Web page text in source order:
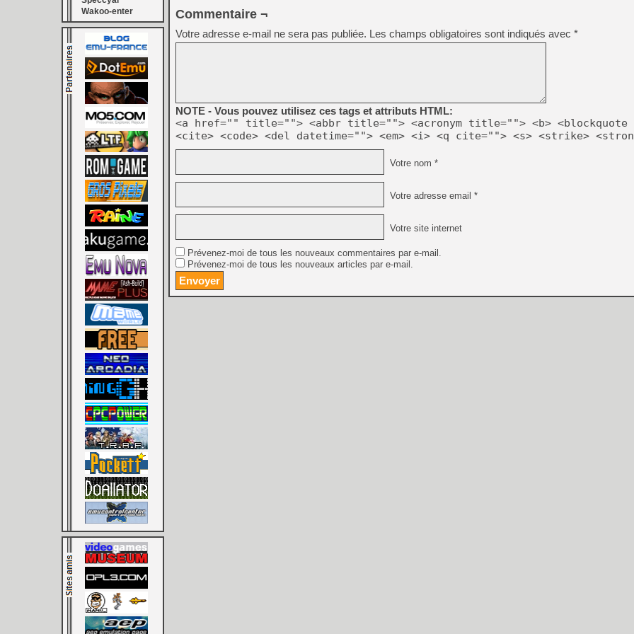
[GK] No More Room in
[GK] Un chatbot Atelier
[GK] Mémoire cash -
[GK] Nvidia : le prix des
[GK] Suikoden Star Leap
[Mo5] La mini borne
[GK] Atari renoue avec les
[GK] Le studio de FIFA
[GK] La PlayStation 1 en
[GK] Dawn of War 4 : les
[GK] CloverPit : l'héritier
[GK] Stellar Blade : Blood
[GK] Palworld Online est
[GK] Wuchang 2 : le
[GK] Minecraft et ses «
Wakoo-enter
Commentaire ¬
Votre adresse e-mail ne sera pas publiée. Les champs obligatoires sont indiqués avec *
NOTE - Vous pouvez utilisez ces tags et attributs HTML:
<a href="" title=""> <abbr title=""> <acronym title=""> <b> <blockquote
<cite> <code> <del datetime=""> <em> <i> <q cite=""> <s> <strike>
Votre nom *
Votre adresse email *
Votre site internet
Prévenez-moi de tous les nouveaux commentaires par e-mail.
Prévenez-moi de tous les nouveaux articles par e-mail.